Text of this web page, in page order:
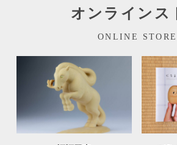
オンラインス
ONLINE STORE